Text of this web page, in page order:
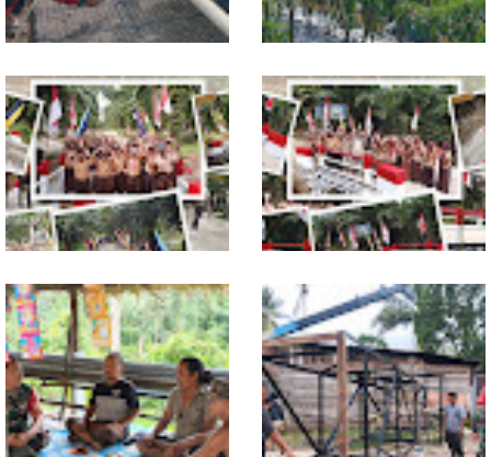
Dukung Petani, Babinsa Turun
Langsung Semai Bibit
Semangka di Sikalondang
Babinsa Dampingi Petani
Rawat Cabai, Dukung
Ketahanan Pangan
Tuntas Dibangun, Jembatan
Garuda Perkuat Konektivitas
Teladan Baru–Kuala Kepeng
TNI dan Warga Tuntaskan
Jembatan Garuda, Akses
Ekonomi Kian Terbuka